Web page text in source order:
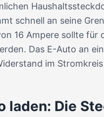
schnell an seine
16 Ampere sollte
Das E-Auto an
im
laden: Die